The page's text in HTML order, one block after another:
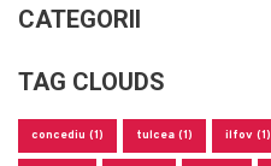
CATEGORII
TAG CLOUDS
concediu (1) tulcea (1) ilfov (1)